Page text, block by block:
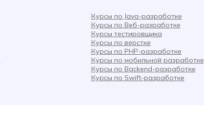
Курсы по Java-разработке
Курсы по Веб-разработке
Курсы тестировщика
Курсы по верстке
Курсы по PHP-разработке
Курсы по мобильной разработке
Курсы по Backend-разработке
Курсы по Swift-разработке